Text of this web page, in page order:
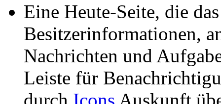
Eine Heute-Seite, die
Besitzerinformationen,
Nachrichten und
Leiste für
durch Icons Auskunft